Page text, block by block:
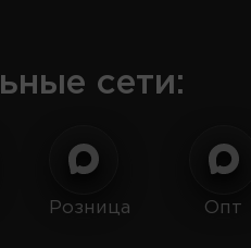
сети:
Розница Опт